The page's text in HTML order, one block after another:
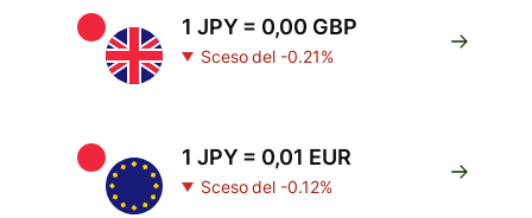
1 JPY = 0,00 GBP
Sceso del -0.21%
1 JPY = 0,01 EUR
Sceso del -0.12%